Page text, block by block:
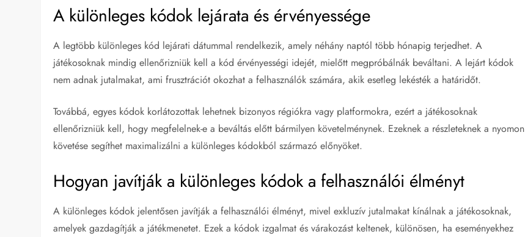
A különleges kódok lejárata és érvényessége
A legtöbb különleges kód lejárati dátummal rendelkezik, amely néhány naptól több hónapig terjedhet. A
játékosoknak mindig ellenőrizniük kell a kód érvényességi idejét, mielőtt megpróbálnák beváltani. A lejárt kódok
nem adnak jutalmakat, ami frusztrációt okozhat a felhasználók számára, akik esetleg lekésték a határidőt.
Továbbá, egyes kódok korlátozottak lehetnek bizonyos régiókra vagy platformokra, ezért a játékosoknak
ellenőrizniük kell, hogy megfelelnek-e a beváltás előtt bármilyen követelménynek. Ezeknek a részleteknek a nyomon
követése segíthet maximalizálni a különleges kódokból származó előnyöket.
Hogyan javítják a különleges kódok a felhasználói élményt
A különleges kódok jelentősen javítják a felhasználói élményt, mivel exkluzív jutalmakat kínálnak a játékosoknak,
amelyek gazdagítják a játékmenetet. Ezek a kódok izgalmat és várakozást keltenek, különösen, ha eseményekhez